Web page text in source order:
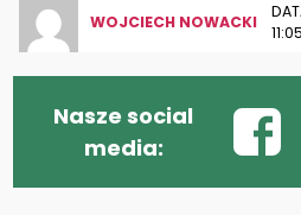
WOJCIECH NOWACKI
11:05
Nasze social
media: